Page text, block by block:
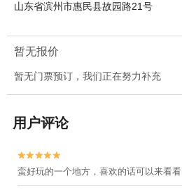
山东省滨州市惠民县故园路21号
暂无报价
暂无门票预订，我们正在努力补充
用户评论


蛮好玩的一个地方，喜欢的话可以来看看